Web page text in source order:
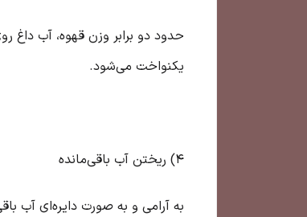
یکنواخت می‌شود.
4) ریختن آب باقی‌مانده
به آرامی و به صورت دایره‌ای آب